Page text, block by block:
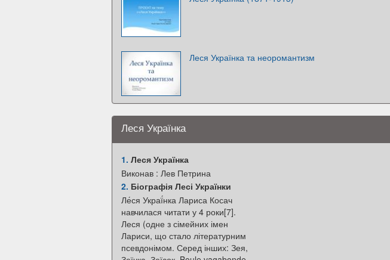
Леся Українка та неоромантизм
Леся Українка
1. Леся Українка
Виконав : Лев Петрина
2. Біографія Лесі Українки
Ле́ся Украї́нка Лариса Косач
навчилася читати у 4 роки[7].
Леся (одне з сімейних імен
Лариси, що стало літературним
псевдонімом. Серед інших: Зея,